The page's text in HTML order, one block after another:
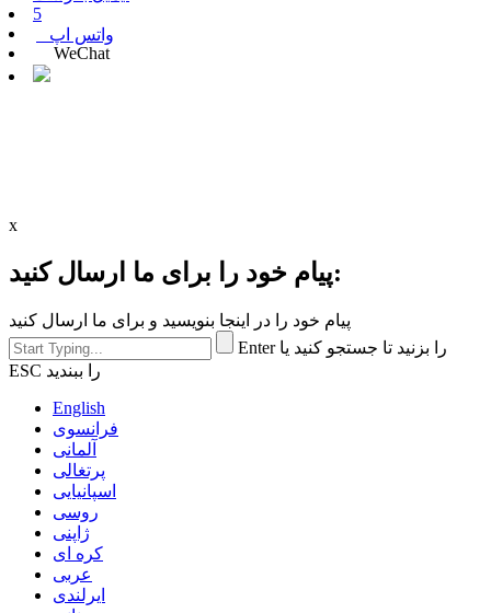
5
واتس اپ
WeChat
x
پیام خود را برای ما ارسال کنید:
پیام خود را در اینجا بنویسید و برای ما ارسال کنید
Enter را بزنید تا جستجو کنید یا
ESC را ببندید
English
فرانسوی
آلمانی
پرتغالی
اسپانیایی
روسی
ژاپنی
کره ای
عربی
ایرلندی